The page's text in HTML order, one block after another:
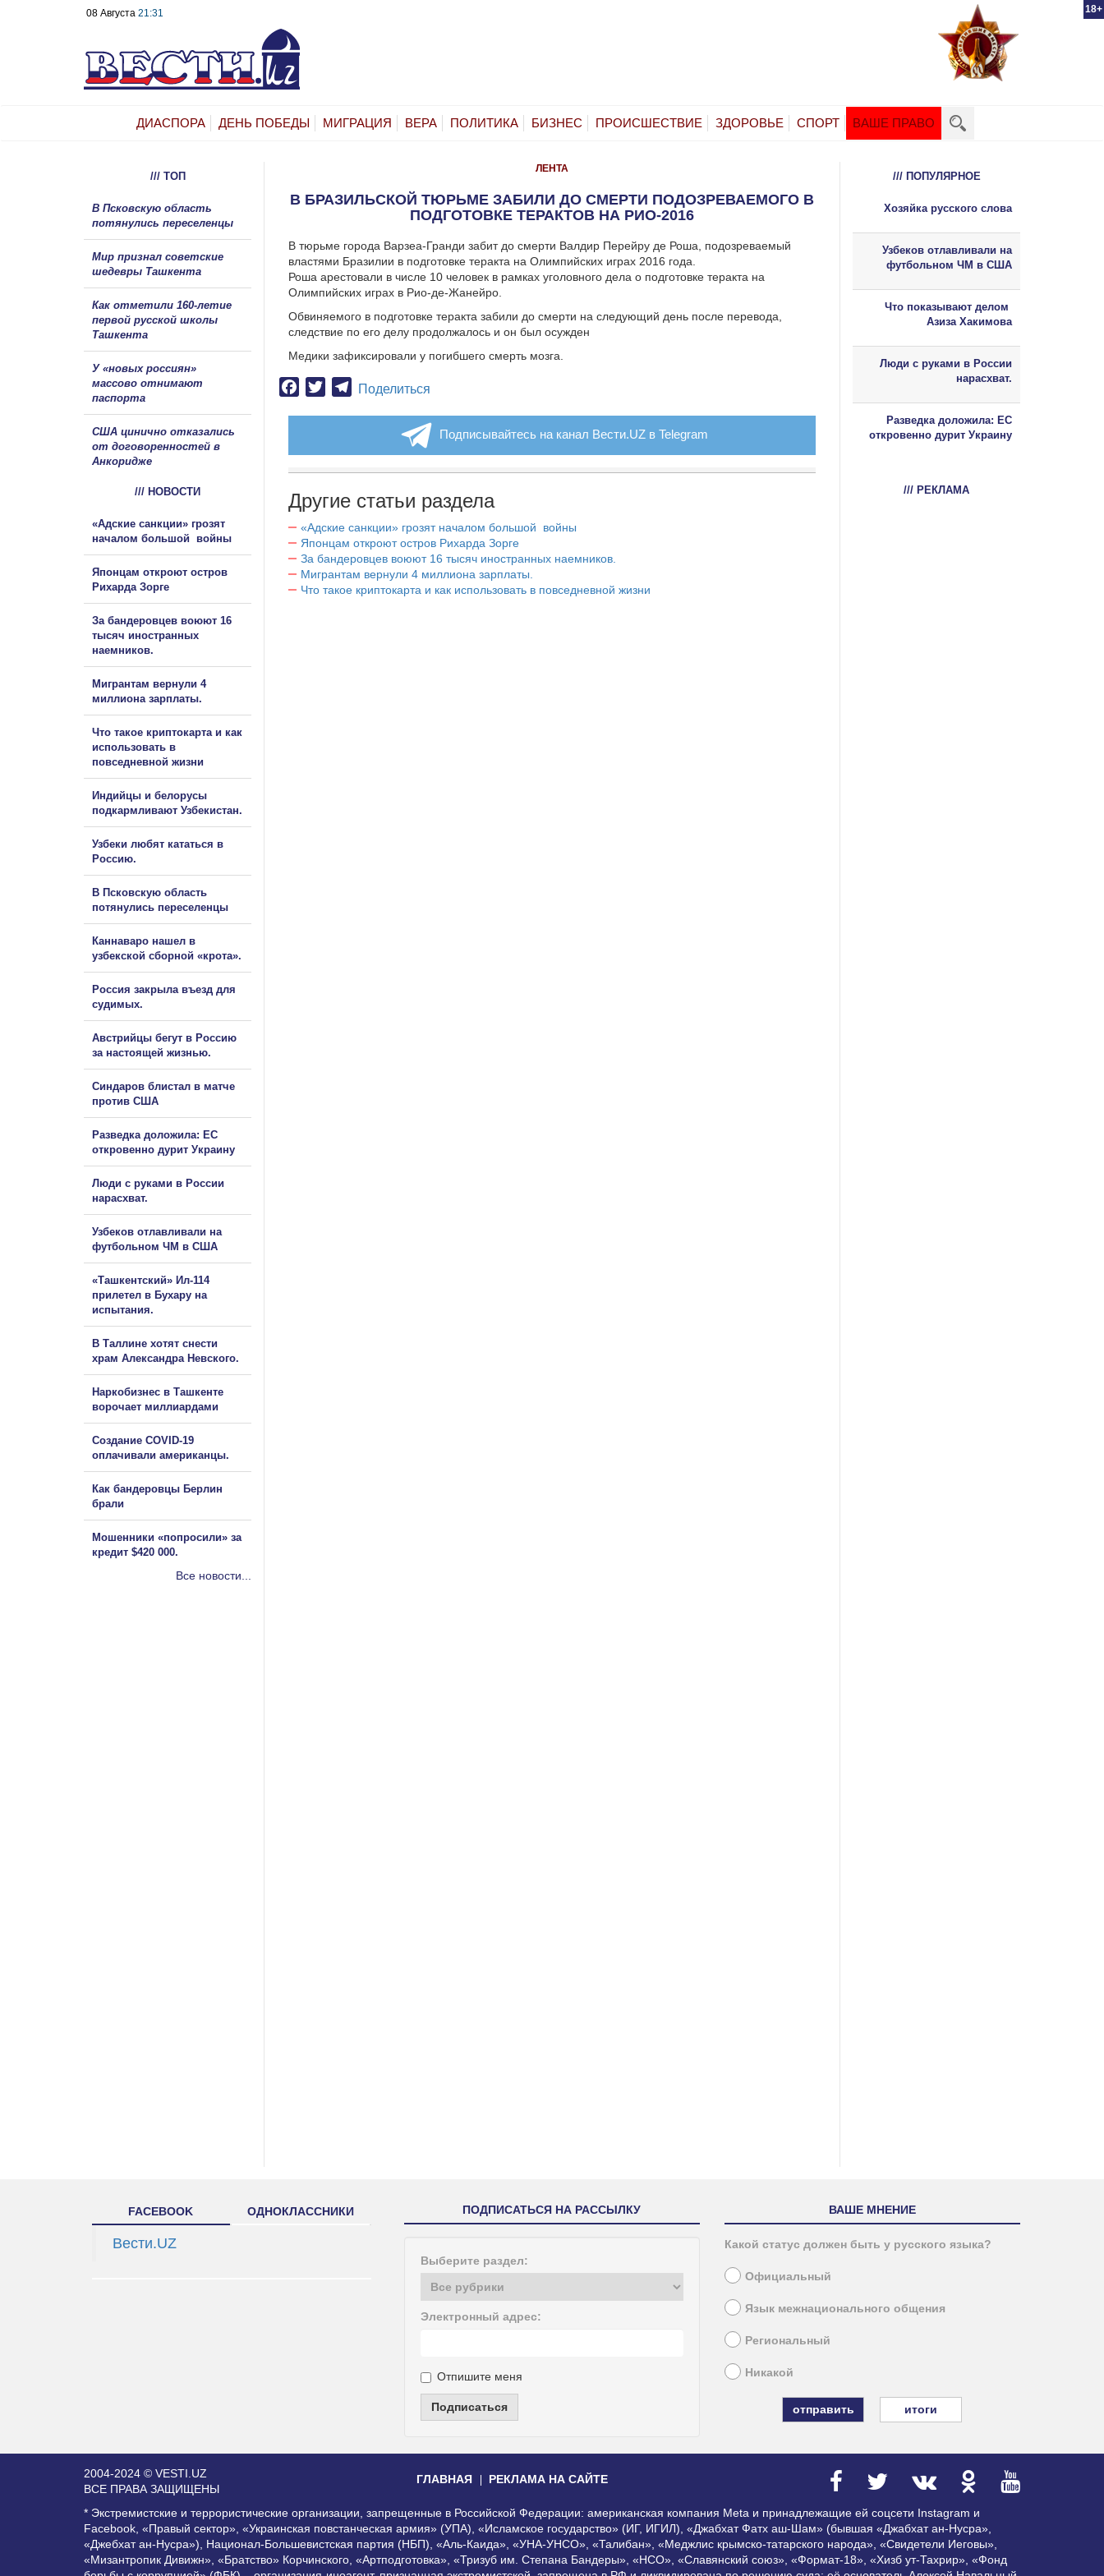
18+
08 Августа 21:31
ДИАСПОРА ДЕНЬ ПОБЕДЫ МИГРАЦИЯ ВЕРА ПОЛИТИКА БИЗНЕС ПРОИСШЕСТВИЕ ЗДОРОВЬЕ СПОРТ ВАШЕ ПРАВО
ЛЕНТА
В БРАЗИЛЬСКОЙ ТЮРЬМЕ ЗАБИЛИ ДО СМЕРТИ ПОДОЗРЕВАЕМОГО В
ПОДГОТОВКЕ ТЕРАКТОВ НА РИО-2016
В тюрьме города Варзеа-Гранди забит до смерти Валдир Перейру де Роша, подозреваемый
властями Бразилии в подготовке теракта на Олимпийских играх 2016 года.
Роша арестовали в числе 10 человек в рамках уголовного дела о подготовке теракта на
Олимпийских играх в Рио-де-Жанейро.
Обвиняемого в подготовке теракта забили до смерти на следующий день после перевода,
следствие по его делу продолжалось и он был осужден
Медики зафиксировали у погибшего смерть мозга.
Facebook
TwitterTelegram
Поделиться
Подписывайтесь на канал Вести.UZ в Telegram
Другие статьи раздела
«Адские санкции» грозят началом большой войны
Японцам откроют остров Рихарда Зорге
За бандеровцев воюют 16 тысяч иностранных наемников.
Мигрантам вернули 4 миллиона зарплаты.
Что такое криптокарта и как использовать в повседневной жизни
/// ТОП
В Псковскую область
потянулись переселенцы
Мир признал советские
шедевры Ташкента
Как отметили 160-летие
первой русской школы
Ташкента
У «новых россиян»
массово отнимают
паспорта
США цинично отказались
от договоренностей в
Анкоридже
/// НОВОСТИ
«Адские санкции» грозят
началом большой войны
Японцам откроют остров
Рихарда Зорге
За бандеровцев воюют 16
тысяч иностранных
наемников.
Мигрантам вернули 4
миллиона зарплаты.
Что такое криптокарта и как
использовать в
повседневной жизни
Индийцы и белорусы
подкармливают Узбекистан.
Узбеки любят кататься в
Россию.
В Псковскую область
потянулись переселенцы
Каннаваро нашел в
узбекской сборной «крота».
Россия закрыла въезд для
судимых.
Австрийцы бегут в Россию
за настоящей жизнью.
Синдаров блистал в матче
против США
Разведка доложила: ЕС
откровенно дурит Украину
Люди с руками в России
нарасхват.
Узбеков отлавливали на
футбольном ЧМ в США
«Ташкентский» Ил-114
прилетел в Бухару на
испытания.
В Таллине хотят снести
храм Александра Невского.
Наркобизнес в Ташкенте
ворочает миллиардами
Создание COVID-19
оплачивали американцы.
Как бандеровцы Берлин
брали
Мошенники «попросили» за
кредит $420 000.
Все новости...
/// ПОПУЛЯРНОЕ
Хозяйка русского слова
Узбеков отлавливали на
футбольном ЧМ в США
Что показывают делом
Азиза Хакимова
Люди с руками в России
нарасхват.
Разведка доложила: ЕС
откровенно дурит Украину
/// РЕКЛАМА
FACEBOOK ОДНОКЛАССНИКИ
Вести.UZ
ПОДПИСАТЬСЯ НА РАССЫЛКУ
Выберите раздел:
Электронный адрес:
Отпишите меня
Подписаться
ВАШЕ МНЕНИЕ
Какой статус должен быть у русского языка?
Официальный
Язык межнационального общения
Региональный
Никакой
итоги
2004-2024 © VESTI.UZ
ВСЕ ПРАВА ЗАЩИЩЕНЫ
ГЛАВНАЯ РЕКЛАМА НА САЙТЕ
* Экстремистские и террористические организации, запрещенные в Российской Федерации: американская компания Meta и принадлежащие ей соцсети Instagram и
Facebook, «Правый сектор», «Украинская повстанческая армия» (УПА), «Исламское государство» (ИГ, ИГИЛ), «Джабхат Фатх аш-Шам» (бывшая «Джабхат ан-Нусра»,
«Джебхат ан-Нусра»), Национал-Большевистская партия (НБП), «Аль-Каида», «УНА-УНСО», «Талибан», «Меджлис крымско-татарского народа», «Свидетели Иеговы»,
«Мизантропик Дивижн», «Братство» Корчинского, «Артподготовка», «Тризуб им. Степана Бандеры», «НСО», «Славянский союз», «Формат-18», «Хизб ут-Тахрир», «Фонд